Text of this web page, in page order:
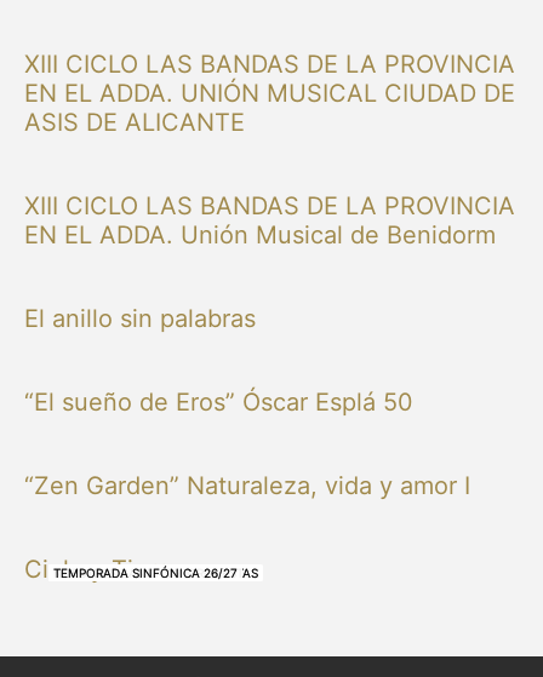
NUESTRAS BANDAS Y ORQUESTAS
NUESTRAS BANDAS Y ORQUESTAS
OTRAS MÚSICAS
XIII CICLO LAS BANDAS DE LA PROVINCIA
EN EL ADDA. UNIÓN MUSICAL CIUDAD DE
ASIS DE ALICANTE
NUESTRAS BANDAS Y ORQUESTAS
XIII CICLO LAS BANDAS DE LA PROVINCIA
EN EL ADDA. Unión Musical de Benidorm
NUESTRAS BANDAS Y ORQUESTAS
El anillo sin palabras
TEMPORADA SINFÓNICA 26/27
“El sueño de Eros” Óscar Esplá 50
TEMPORADA SINFÓNICA 26/27
“Zen Garden” Naturaleza, vida y amor I
TEMPORADA SINFÓNICA 26/27
Cielo y Tierra
TEMPORADA SINFÓNICA 26/27